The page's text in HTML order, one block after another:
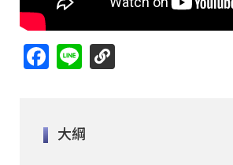
Facebook
Line
大綱